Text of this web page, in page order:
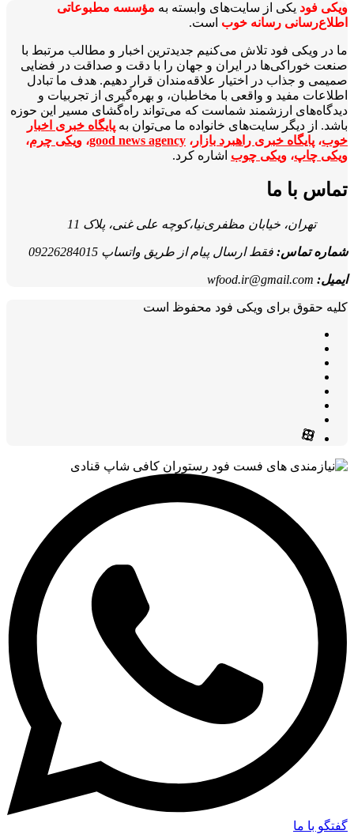
ویکی‌ فود یکی از سایت‌های وابسته به مؤسسه مطبوعاتی
اطلاع‌رسانی رسانه خوب است.
ما در ویکی‌ فود تلاش می‌کنیم جدیدترین اخبار و مطالب مرتبط با
صنعت خوراکی‌ها در ایران و جهان را با دقت و صداقت در فضایی
صمیمی و جذاب در اختیار علاقه‌مندان قرار دهیم. هدف ما تبادل
اطلاعات مفید و واقعی با مخاطبان، و بهره‌گیری از تجربیات و
دیدگاه‌های ارزشمند شماست که می‌تواند راه‌گشای مسیر این حوزه
باشد. از دیگر سایت‌های خانواده ما می‌توان به پایگاه خبری اخبار
خوب، پایگاه خبری راهبرد بازار ، good news agency، ویکی چرم،
ویکی چاپ، ویکی چوب اشاره کرد.
تماس با ما
تهران، خیابان مظفری‌نیا،کوچه علی غنی، پلاک 11
شماره تماس: فقط ارسال پیام از طریق واتساپ 09226284015
ایمیل: wfood.ir@gmail.com
کلیه حقوق برای ویکی فود محفوظ است
گفتگو با ما